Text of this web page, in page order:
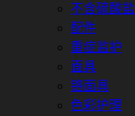
不含硫酸盐
配件
重症监护
面具
铬面具
色彩护理